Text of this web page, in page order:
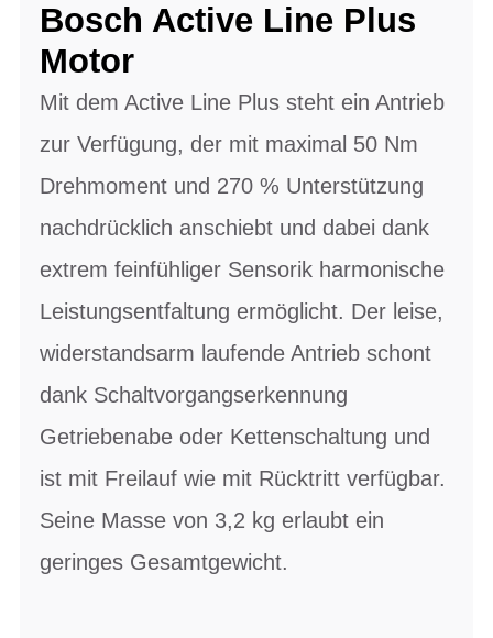
Bosch Active Line Plus
Motor
Mit dem Active Line Plus steht ein Antrieb
zur Verfügung, der mit maximal 50 Nm
Drehmoment und 270 % Unterstützung
nachdrücklich anschiebt und dabei dank
extrem feinfühliger Sensorik harmonische
Leistungsentfaltung ermöglicht. Der leise,
widerstandsarm laufende Antrieb schont
dank Schaltvorgangserkennung
Getriebenabe oder Kettenschaltung und
ist mit Freilauf wie mit Rücktritt verfügbar.
Seine Masse von 3,2 kg erlaubt ein
geringes Gesamtgewicht.